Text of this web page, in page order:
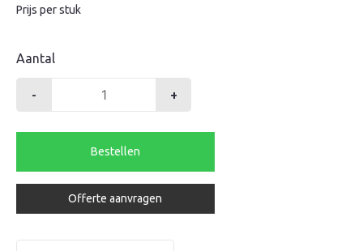
Prijs per stuk
Aantal
-
22-
everest
+
Bestellen
Offerte aanvragen